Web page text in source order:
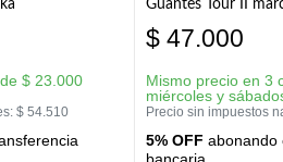
$ 23.000
$ 54.510
Guantes Tour II
$ 47.000
Mismo precio en 3
miércoles y
Precio sin impuestos
5% OFF abonando